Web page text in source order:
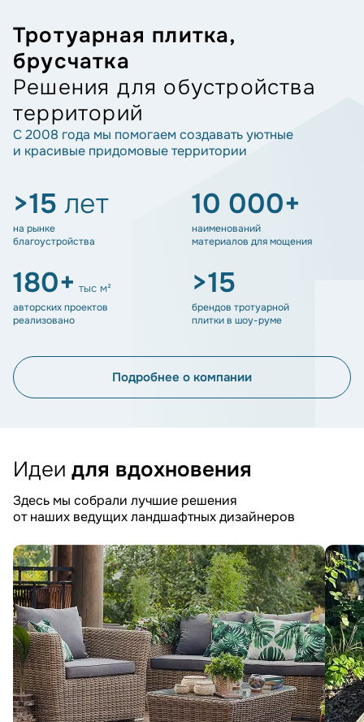
Тротуарная плитка,
брусчатка
Решения для обустройства
территорий
С 2008 года мы помогаем создавать уютные
и красивые придомовые территории
>15 лет
на рынке
благоустройства
10 000+
наименований
материалов для мощения
180+ тыс м²
авторских проектов
реализовано
>15
брендов тротуарной
плитки в шоу-руме
Подробнее о компании
Идеи для вдохновения
Здесь мы собрали лучшие решения
от наших ведущих ландшафтных дизайнеров